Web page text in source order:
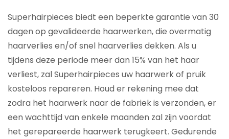
Superhairpieces biedt een beperkte garantie van 30
dagen op gevalideerde haarwerken, die overmatig
haarverlies en/of snel haarverlies dekken. Als u
tijdens deze periode meer dan 15% van het haar
verliest, zal Superhairpieces uw haarwerk of pruik
kosteloos repareren. Houd er rekening mee dat
zodra het haarwerk naar de fabriek is verzonden, er
een wachttijd van enkele maanden zal zijn voordat
het gerepareerde haarwerk terugkeert. Gedurende